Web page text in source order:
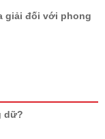
giải đối với phong
dữ?